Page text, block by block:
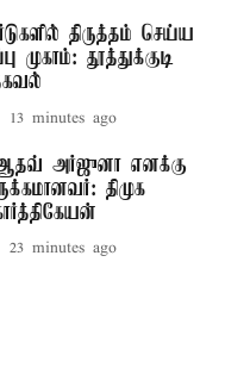
திருத்தம் செய்ய
முகாம்: தூத்துக்குடி
13 minutes ago
அர்ஜுனா எனக்கு
திமுக
23 minutes ago